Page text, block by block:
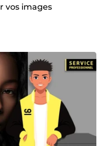
vos images